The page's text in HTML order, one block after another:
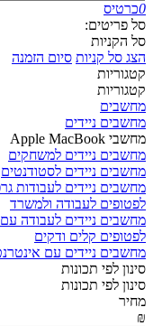
0כרטיס
סל פריטים:
סל הקניות
הצג סל קניות סיום הזמנה
קטגוריות
קטגוריות
מחשבים
מחשבים ניידים
מחשבי Apple MacBook
מחשבים ניידים למשחקים
מחשבים ניידים לסטודנטים
מחשבים ניידים לעבודות
לפטופים לעבודה ולמשרד
מחשבים ניידים לעבודה עם Autocad-SolidWorks
לפטופים קלים ודקים
מחשבים ניידים עם
סינון לפי תכונות
סינון לפי תכונות
מחיר
₪